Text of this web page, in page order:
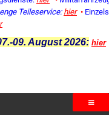
Teileservice: hier •
09. August 2026: hier